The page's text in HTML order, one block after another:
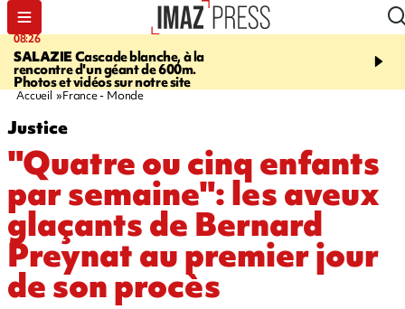
08:26
SALAZIECascade blanche, à la
rencontre d'un géant de 600m.
Photos et vidéos sur notre site
12:10
La karavane
débarque dans les
Accueil France - Monde
Justice
"Quatre ou cinq enfants
par semaine": les aveux
glaçants de Bernard
Preynat au premier jour
de son procès